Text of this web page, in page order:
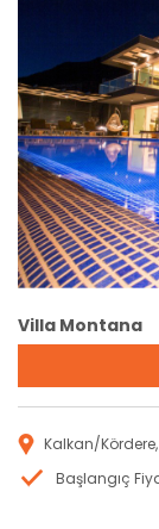
Villa Montana
Kalkan/
Başlangıç